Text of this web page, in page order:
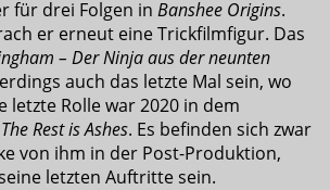
für drei Folgen in Banshee Origins.
er erneut eine Trickfilmfigur. Das
– Der Ninja aus der neunten
auch das letzte Mal sein, wo
letzte Rolle war 2020 in dem
The Rest is Ashes. Es befinden sich zwar
von ihm in der Post-Produktion,
letzten Auftritte sein.